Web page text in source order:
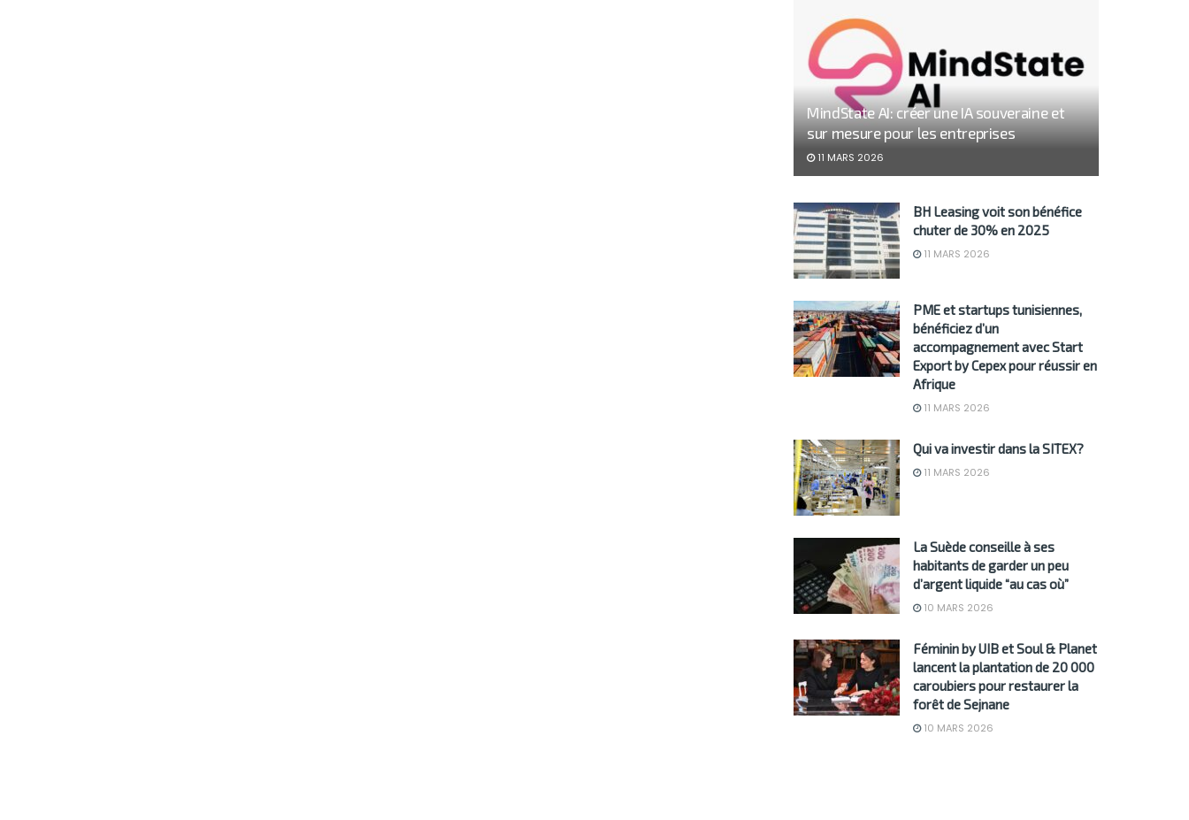
MindState AI: créer une IA souveraine et
sur mesure pour les entreprises
11 MARS 2026
BH Leasing voit son bénéfice
chuter de 30% en 2025
11 MARS 2026
PME et startups tunisiennes,
bénéficiez d’un
accompagnement avec Start
Export by Cepex pour réussir en
Afrique
11 MARS 2026
Qui va investir dans la SITEX?
11 MARS 2026
La Suède conseille à ses
habitants de garder un peu
d’argent liquide “au cas où”
10 MARS 2026
Féminin by UIB et Soul & Planet
lancent la plantation de 20 000
caroubiers pour restaurer la
forêt de Sejnane
10 MARS 2026